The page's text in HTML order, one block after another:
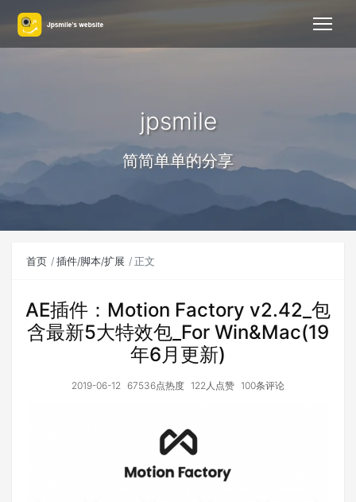
jpsmile
简简单单的分享
首页 插件/脚本/扩展 正文
AE插件：Motion Factory v2.42_包
含最新5大特效包_For Win&Mac(19
年6月更新)
2019-06-12 67536点热度 122人点赞 100条评论